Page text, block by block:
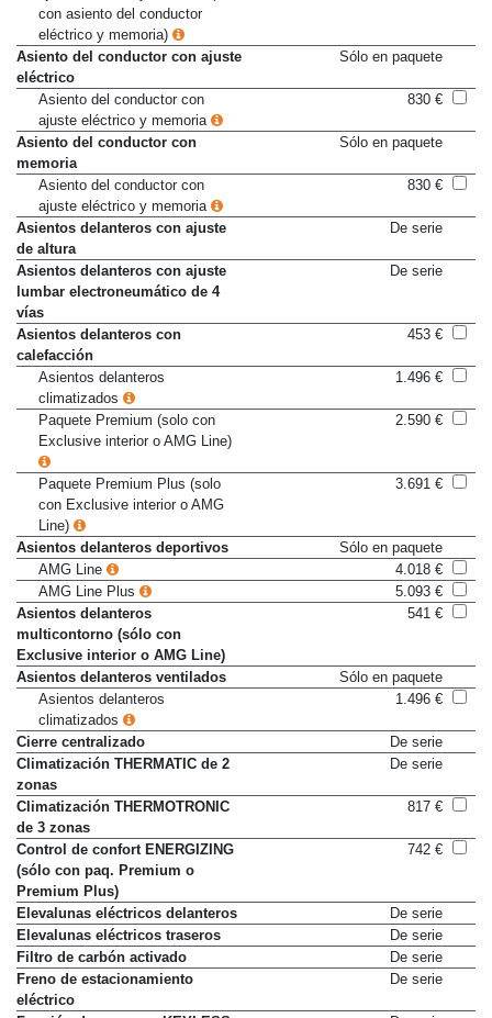
ajuste eléctrico y memoria (solo
con asiento del conductor
eléctrico y memoria)
Asiento del conductor con ajuste
eléctrico
Asiento del conductor con
ajuste eléctrico y memoria
Asiento del conductor con
memoria
Asiento del conductor con
ajuste eléctrico y memoria
Asientos delanteros con ajuste
de altura
Asientos delanteros con ajuste
lumbar electroneumático de 4
vías
Asientos delanteros con
calefacción
Asientos delanteros
climatizados
Paquete Premium (solo con
Exclusive interior o AMG Line)
Paquete Premium Plus (solo
con Exclusive interior o AMG
Line)
Asientos delanteros deportivos
Sólo en paquete
AMG Line
4.018 €
AMG Line Plus
5.093 €
Asientos delanteros
multicontorno (sólo con
Exclusive interior o AMG Line)
Asientos delanteros ventilados
Sólo en paquete
Asientos delanteros
climatizados
Cierre centralizado
De serie
Climatización THERMATIC de 2
zonas
Climatización THERMOTRONIC
de 3 zonas
Control de confort ENERGIZING
(sólo con paq. Premium o
Premium Plus)
Elevalunas eléctricos delanteros
De serie
Elevalunas eléctricos traseros
De serie
Filtro de carbón activado
De serie
Freno de estacionamiento